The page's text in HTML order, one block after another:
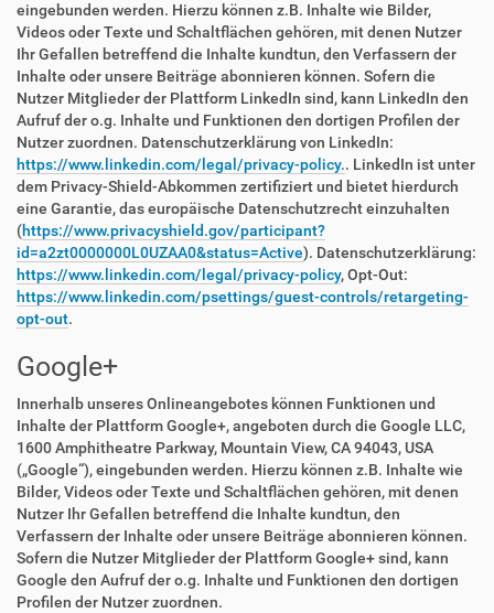
eingebunden werden. Hierzu können z.B. Inhalte wie Bilder,
Videos oder Texte und Schaltflächen gehören, mit denen Nutzer
Ihr Gefallen betreffend die Inhalte kundtun, den Verfassern der
Inhalte oder unsere Beiträge abonnieren können. Sofern die
Nutzer Mitglieder der Plattform LinkedIn sind, kann LinkedIn den
Aufruf der o.g. Inhalte und Funktionen den dortigen Profilen der
Nutzer zuordnen. Datenschutzerklärung von LinkedIn:
https://www.linkedin.com/legal/privacy-policy.. LinkedIn ist unter
dem Privacy-Shield-Abkommen zertifiziert und bietet hierdurch
eine Garantie, das europäische Datenschutzrecht einzuhalten
(https://www.privacyshield.gov/participant?
id=a2zt0000000L0UZAA0&status=Active). Datenschutzerklärung:
https://www.linkedin.com/legal/privacy-policy, Opt-Out:
https://www.linkedin.com/psettings/guest-controls/retargeting-
opt-out.
Google+
Innerhalb unseres Onlineangebotes können Funktionen und
Inhalte der Plattform Google+, angeboten durch die Google LLC,
1600 Amphitheatre Parkway, Mountain View, CA 94043, USA
(„Google“), eingebunden werden. Hierzu können z.B. Inhalte wie
Bilder, Videos oder Texte und Schaltflächen gehören, mit denen
Nutzer Ihr Gefallen betreffend die Inhalte kundtun, den
Verfassern der Inhalte oder unsere Beiträge abonnieren können.
Sofern die Nutzer Mitglieder der Plattform Google+ sind, kann
Google den Aufruf der o.g. Inhalte und Funktionen den dortigen
Profilen der Nutzer zuordnen.